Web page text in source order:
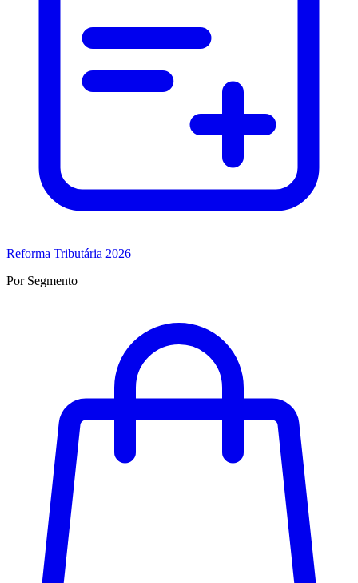
Reforma Tributária 2026
Por Segmento